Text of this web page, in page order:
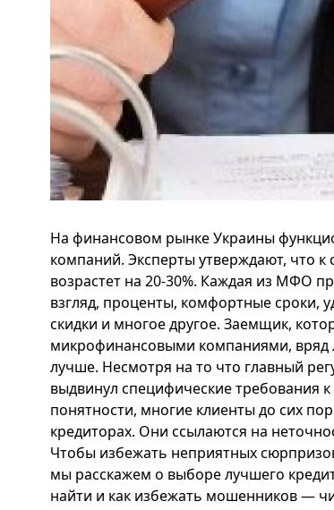
На финансовом рынке Украины
компаний. Эксперты утверждают, что
возрастет на 20-30%. Каждая из МФО
взгляд, проценты, комфортные сроки,
скидки и многое другое. Заемщик,
микрофинансовыми компаниями, вряд
лучше. Несмотря на то что главный
выдвинул специфические требования
понятности, многие клиенты до сих
кредиторах. Они ссылаются на
Чтобы избежать неприятных
мы расскажем о выборе лучшего
найти и как избежать мошенников —